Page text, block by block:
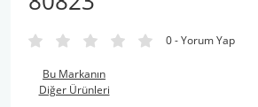
0 - Yorum Yap
Bu Markanın
Diğer Ürünleri